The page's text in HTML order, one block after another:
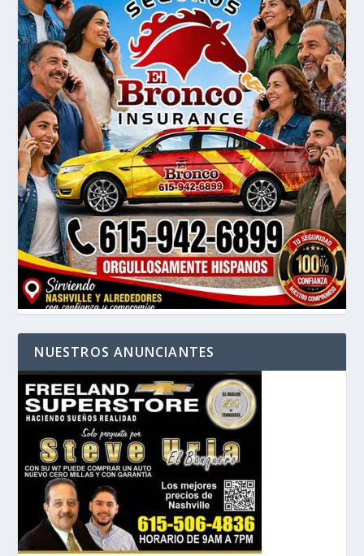
NUESTROS ANUNCIANTES